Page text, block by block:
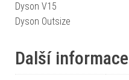
Dyson V15
Dyson Outsize
Další informace